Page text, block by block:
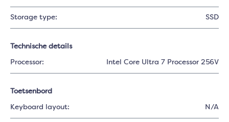
Storage type: SSD
Technische details
Processor: Intel Core Ultra 7 Processor 256V
Toetsenbord
Keyboard layout: N/A